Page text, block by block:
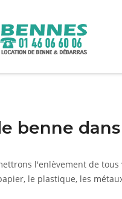
benne
l'enlèvement de
le plastique, les